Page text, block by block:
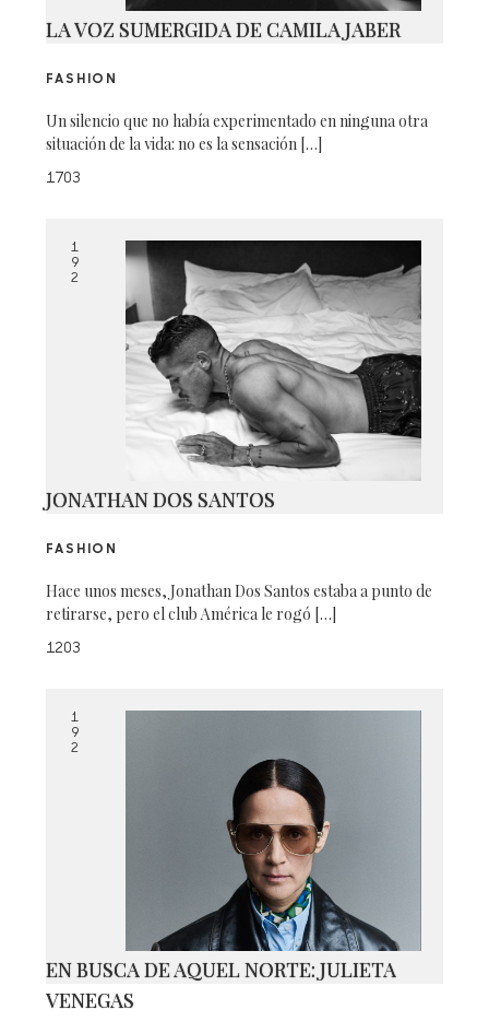
LA VOZ SUMERGIDA DE CAMILA JABER
FASHION
Un silencio que no había experimentado en ninguna otra
situación de la vida: no es la sensación […]
1703
1
9
2
JONATHAN DOS SANTOS
FASHION
Hace unos meses, Jonathan Dos Santos estaba a punto de
retirarse, pero el club América le rogó […]
1203
1
9
2
EN BUSCA DE AQUEL NORTE: JULIETA
VENEGAS